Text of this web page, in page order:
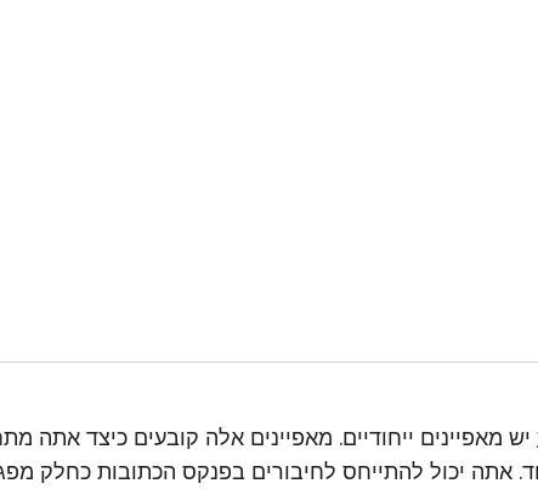
יש מאפיינים ייחודיים. מאפיינים אלה קובעים כיצד
אתה יכול להתייחס לחיבורים בפנקס הכתובות כחלק